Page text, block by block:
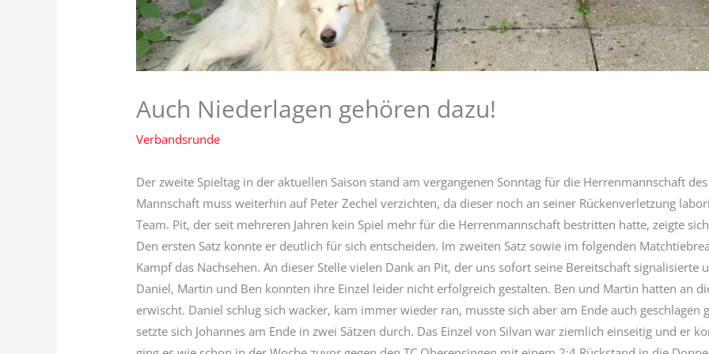
Auch Niederlagen gehören dazu!
Verbandsrunde
Der zweite Spieltag in der aktuellen Saison stand am vergangenen Sonntag für die Herrenmannschaft
Mannschaft muss weiterhin auf Peter Zechel verzichten, da dieser noch an seiner Rückenverletzung
Team. Pit, der seit mehreren Jahren kein Spiel mehr für die Herrenmannschaft bestritten hatte, zeigte
Den ersten Satz konnte er deutlich für sich entscheiden. Im zweiten Satz sowie im folgenden
Kampf das Nachsehen. An dieser Stelle vielen Dank an Pit, der uns sofort seine Bereitschaft signalisierte
Daniel, Martin und Ben konnten ihre Einzel leider nicht erfolgreich gestalten. Ben und Martin hatten an
erwischt. Daniel schlug sich wacker, kam immer wieder ran, musste sich aber am Ende auch geschlagen
setzte sich Johannes am Ende in zwei Sätzen durch. Das Einzel von Silvan war ziemlich einseitig und er